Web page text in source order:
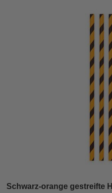
Schwarz-orange gestreifte